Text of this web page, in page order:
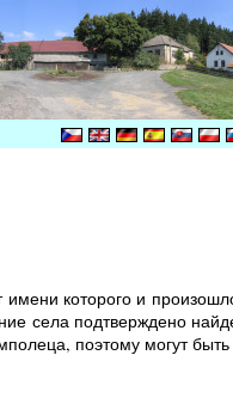
которого и
села подтверждено
поэтому могут